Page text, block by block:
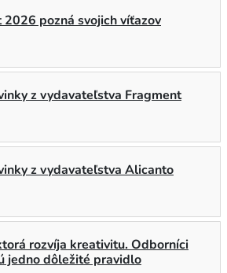
pozná svojich víťazov
z vydavateľstva Fragment
z vydavateľstva Alicanto
rozvíja kreativitu. Odborníci
jedno dôležité pravidlo